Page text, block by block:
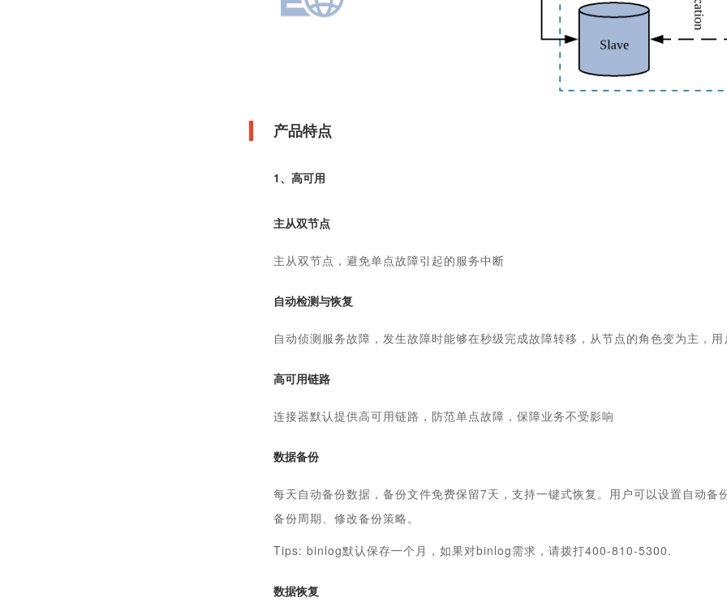
产品特点
1、高可用
主从双节点
主从双节点，避免单点故障引起的服务中断
自动检测与恢复
自动侦测服务故障，发生故障时能够在秒级完成故障转移，从节点的角色变为主，
高可用链路
连接器默认提供高可用链路，防范单点故障，保障业务不受影响
数据备份
每天自动备份数据，备份文件免费保留7天，支持一键式恢复。用户可以设置自动
备份周期、修改备份策略。
Tips: binlog默认保存一个月，如果对binlog需求，请拨打400-810-5300.
数据恢复